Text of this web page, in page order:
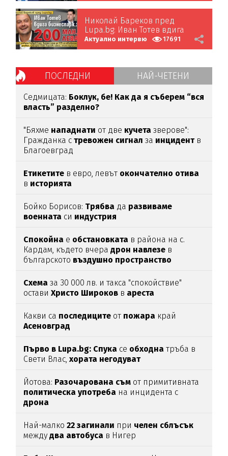
Николай Бареков пред
Lupa.bg: Иван Тотев вдига
бизнеспарк за 200 млн. лева!
Актуално интервю 17691
ПОСЛЕДНИ НАЙ-ЧЕТЕНИ
Седмицата: Боклук, бе! Как да я съберем “вся
власть” разделно?
"Бяхме нападнати от две кучета зверове":
Гражданка стревожен сигнал за инцидентв
Благоевград
Етикетите в евро, левът окончателно отива
в историята
Бойко Борисов: Трябва да развиваме
военната си индустрия
Спокойна е обстановката в района на с.
Кардам, където вчерадрон навлезе в
българското въздушно пространство
Схема за 30 000 лв. и такса "спокойствие"
оставиХристо Широков в ареста
Какви са последиците от пожара край
Асеновград
Първо в Lupa.bg: Спука се обходна тръба в
Свети Влас,хората негодуват
Йотова: Разочарована съм от примитивната
политическа употреба на инцидента с
дрона
Най-малко22 загинали при челен сблъсък
междудва автобуса в Нигер